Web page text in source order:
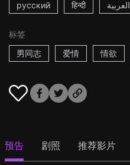
русский हिन्दी العربية
标签
男同志
爱情 情欲
预告 剧照 推荐影片